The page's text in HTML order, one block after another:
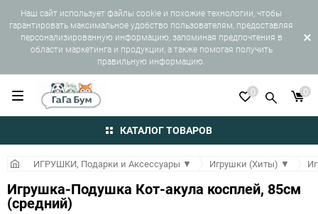
Наш сайт использует файлы cookie и похожие технологии, чтобы
гарантировать максимальное удобство пользователям, предоставляя
персонализированную информацию, запоминая предпочтения в
области маркетинга и продукции, а также помогая получить
правильную информацию.
КАТАЛОГ ТОВАРОВ
0 0
ИГРУШКИ, Подарки и Аксессуары ▼ Игрушки (Хиты) ▼
Игрушка-Подушка Кот-акула косплей, 85см
(средний)